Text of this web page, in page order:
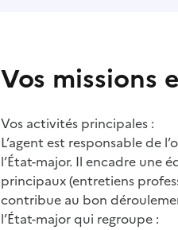
Vos missions
Vos activités principales :
L’agent est responsable de
l’État-major. Il encadre une
principaux (entretiens
contribue au bon
l’État-major qui regroupe :